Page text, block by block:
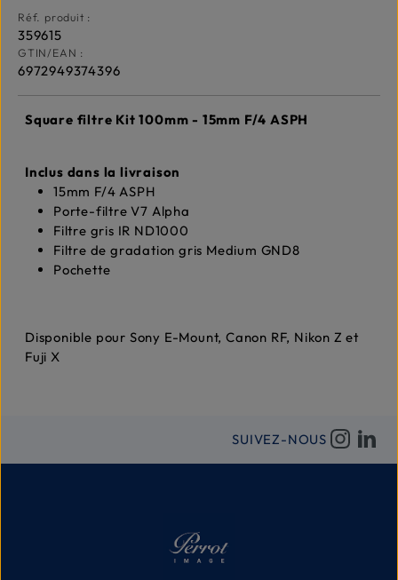
Réf. produit :
359615
GTIN/EAN :
6972949374396
Square filtre Kit 100mm - 15mm F/4 ASPH
Inclus dans la livraison
15mm F/4 ASPH
Porte-filtre V7 Alpha
Filtre gris IR ND1000
Filtre de gradation gris Medium GND8
Pochette
Disponible pour Sony E-Mount, Canon RF, Nikon Z et
Fuji X
SUIVEZ-NOUS